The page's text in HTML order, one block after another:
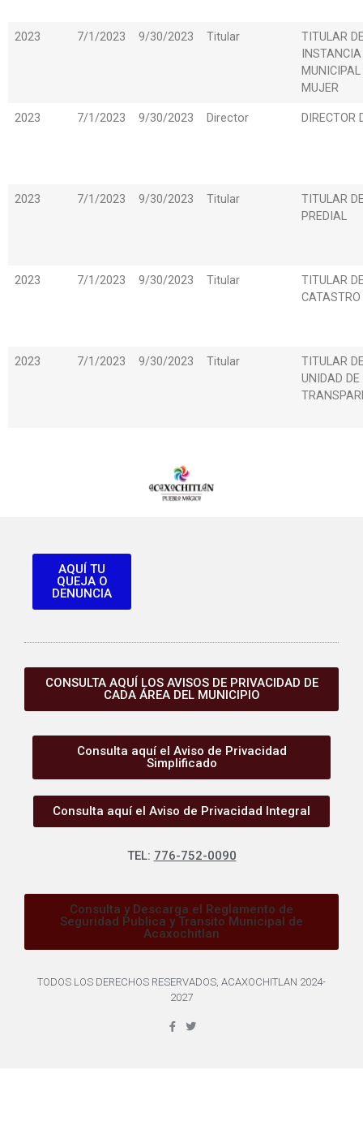
2023 7/1/2023 9/30/2023 Titular
TITULAR
INSTANCIA
MUJER
2023 7/1/2023 9/30/2023 Director DIRECTOR
2023 7/1/2023 9/30/2023 Titular
TITULAR
PREDIAL
2023 7/1/2023 9/30/2023 Titular
TITULAR
CATASTRO
2023 7/1/2023 9/30/2023 Titular
TITULAR
UNIDAD DE
AQUÍ TU
QUEJA O
DENUNCIA
CONSULTA AQUÍ LOS AVISOS DE PRIVACIDAD DE
CADA ÁREA DEL MUNICIPIO
Consulta aquí el Aviso de Privacidad
Simplificado
Consulta aquí el Aviso de Privacidad Integral
TEL: 776-752-0090
Consulta y Descarga el Reglamento de
Seguridad Publica y Transito Municipal de
Acaxochitlan
TODOS LOS DERECHOS RESERVADOS, ACAXOCHITLAN 2024-
2027